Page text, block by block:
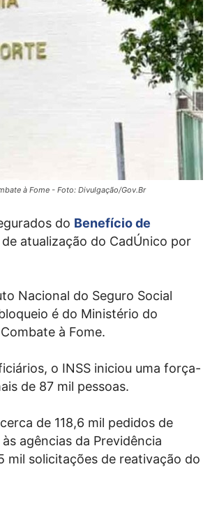
à Fome - Foto: Divulgação/Gov.Br
do Benefício de
atualização do CadÚnico por
Nacional do Seguro Social
é do Ministério do
à Fome.
o INSS iniciou uma força-
de 87 mil pessoas.
de 118,6 mil pedidos de
agências da Previdência
mil solicitações de reativação do